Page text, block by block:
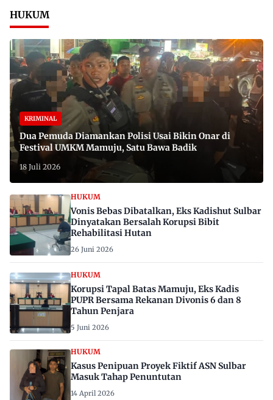
HUKUM
KRIMINAL
Dua Pemuda Diamankan Polisi Usai Bikin Onar di
Festival UMKM Mamuju, Satu Bawa Badik
18 Juli 2026
HUKUM
Vonis Bebas Dibatalkan, Eks Kadishut Sulbar
Dinyatakan Bersalah Korupsi Bibit
Rehabilitasi Hutan
26 Juni 2026
HUKUM
Korupsi Tapal Batas Mamuju, Eks Kadis
PUPR Bersama Rekanan Divonis 6 dan 8
Tahun Penjara
5 Juni 2026
HUKUM
Kasus Penipuan Proyek Fiktif ASN Sulbar
Masuk Tahap Penuntutan
14 April 2026